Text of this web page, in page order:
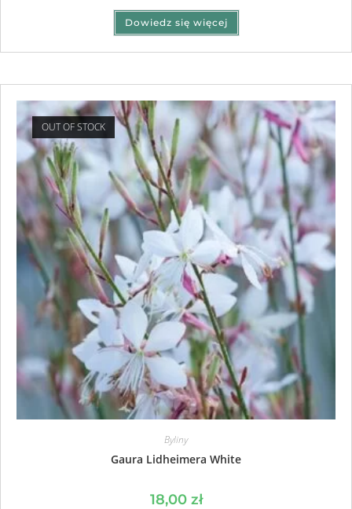
Dowiedz się więcej
OUT OF STOCK
Byliny
Gaura Lidheimera White
18,00 zł